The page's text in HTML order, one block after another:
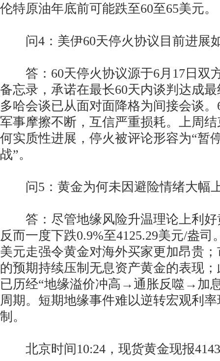
伦特原油年底前可能跌至60至65美元。
问4：美伊60天停火协议目前进展
答：60天停火协议源于6月17日双
备忘录，承诺在最长60天内谈判达成
多哈会谈已从面对面降格为间接会谈
军事摩擦不断，互信严重损耗。上周
何实质性进展，停火被评论形容为“暂
战”。
问5：黄金为何未因避险情绪大幅
答：尽管地缘风险升温理论上利好
反而一度下跌0.9%至4125.29美元/盎
美元走强令黄金对海外买家更加昂贵
的预期持续压制无息资产黄金的表现
已历经“地缘溢价冲高→通胀反噬→加
周期。短期地缘事件难以逆转宏观利
制。
北京时间10:24，现货黄金现报